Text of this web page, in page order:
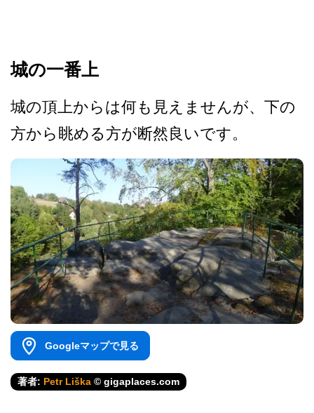
城の一番上
城の頂上からは何も見えませ­んが、下の
方から眺める方が断然良いです。
Googleマップで見る
著者: Petr Liška © gigaplaces.com